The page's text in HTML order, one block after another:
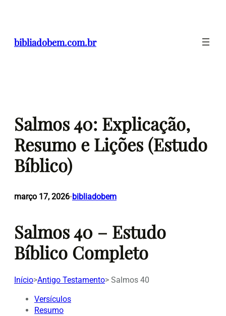
conteúdo
bibliadobem.com.br
Salmos 40: Explicação,
Resumo e Lições (Estudo
Bíblico)
março 17, 2026•bibliadobem
Salmos 40 – Estudo
Bíblico Completo
Início>Antigo Testamento> Salmos 40
Versículos
Resumo